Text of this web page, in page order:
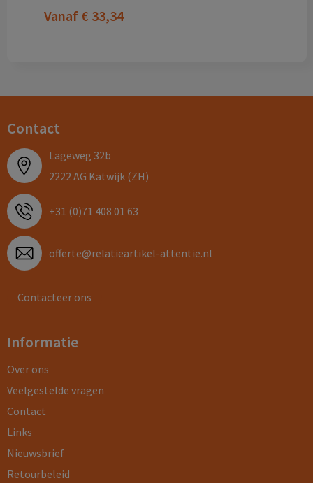
Vanaf € 33,34
Contact
Lageweg 32b
2222 AG Katwijk (ZH)
+31 (0)71 408 01 63
offerte@relatieartikel-attentie.nl
Contacteer ons
Informatie
Over ons
Veelgestelde vragen
Contact
Links
Nieuwsbrief
Retourbeleid